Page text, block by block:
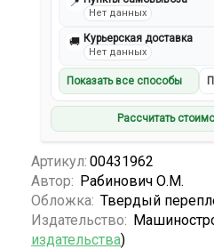
📍
Нет данных
🚚 Курьерская доставка
Нет данных
Показать все способы
Рассчитать
Артикул: 00431962
Автор: Рабинович О.М.
Обложка: Твердый
Издательство:
издательства)